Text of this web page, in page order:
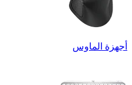
أجهزة الماوس